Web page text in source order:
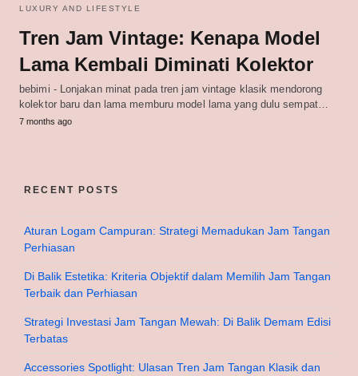
LUXURY AND LIFESTYLE
Tren Jam Vintage: Kenapa Model
Lama Kembali Diminati Kolektor
bebimi - Lonjakan minat pada tren jam vintage klasik mendorong
kolektor baru dan lama memburu model lama yang dulu sempat…
7 months ago
RECENT POSTS
Aturan Logam Campuran: Strategi Memadukan Jam Tangan
Perhiasan
Di Balik Estetika: Kriteria Objektif dalam Memilih Jam Tangan
Terbaik dan Perhiasan
Strategi Investasi Jam Tangan Mewah: Di Balik Demam Edisi
Terbatas
Accessories Spotlight: Ulasan Tren Jam Tangan Klasik dan